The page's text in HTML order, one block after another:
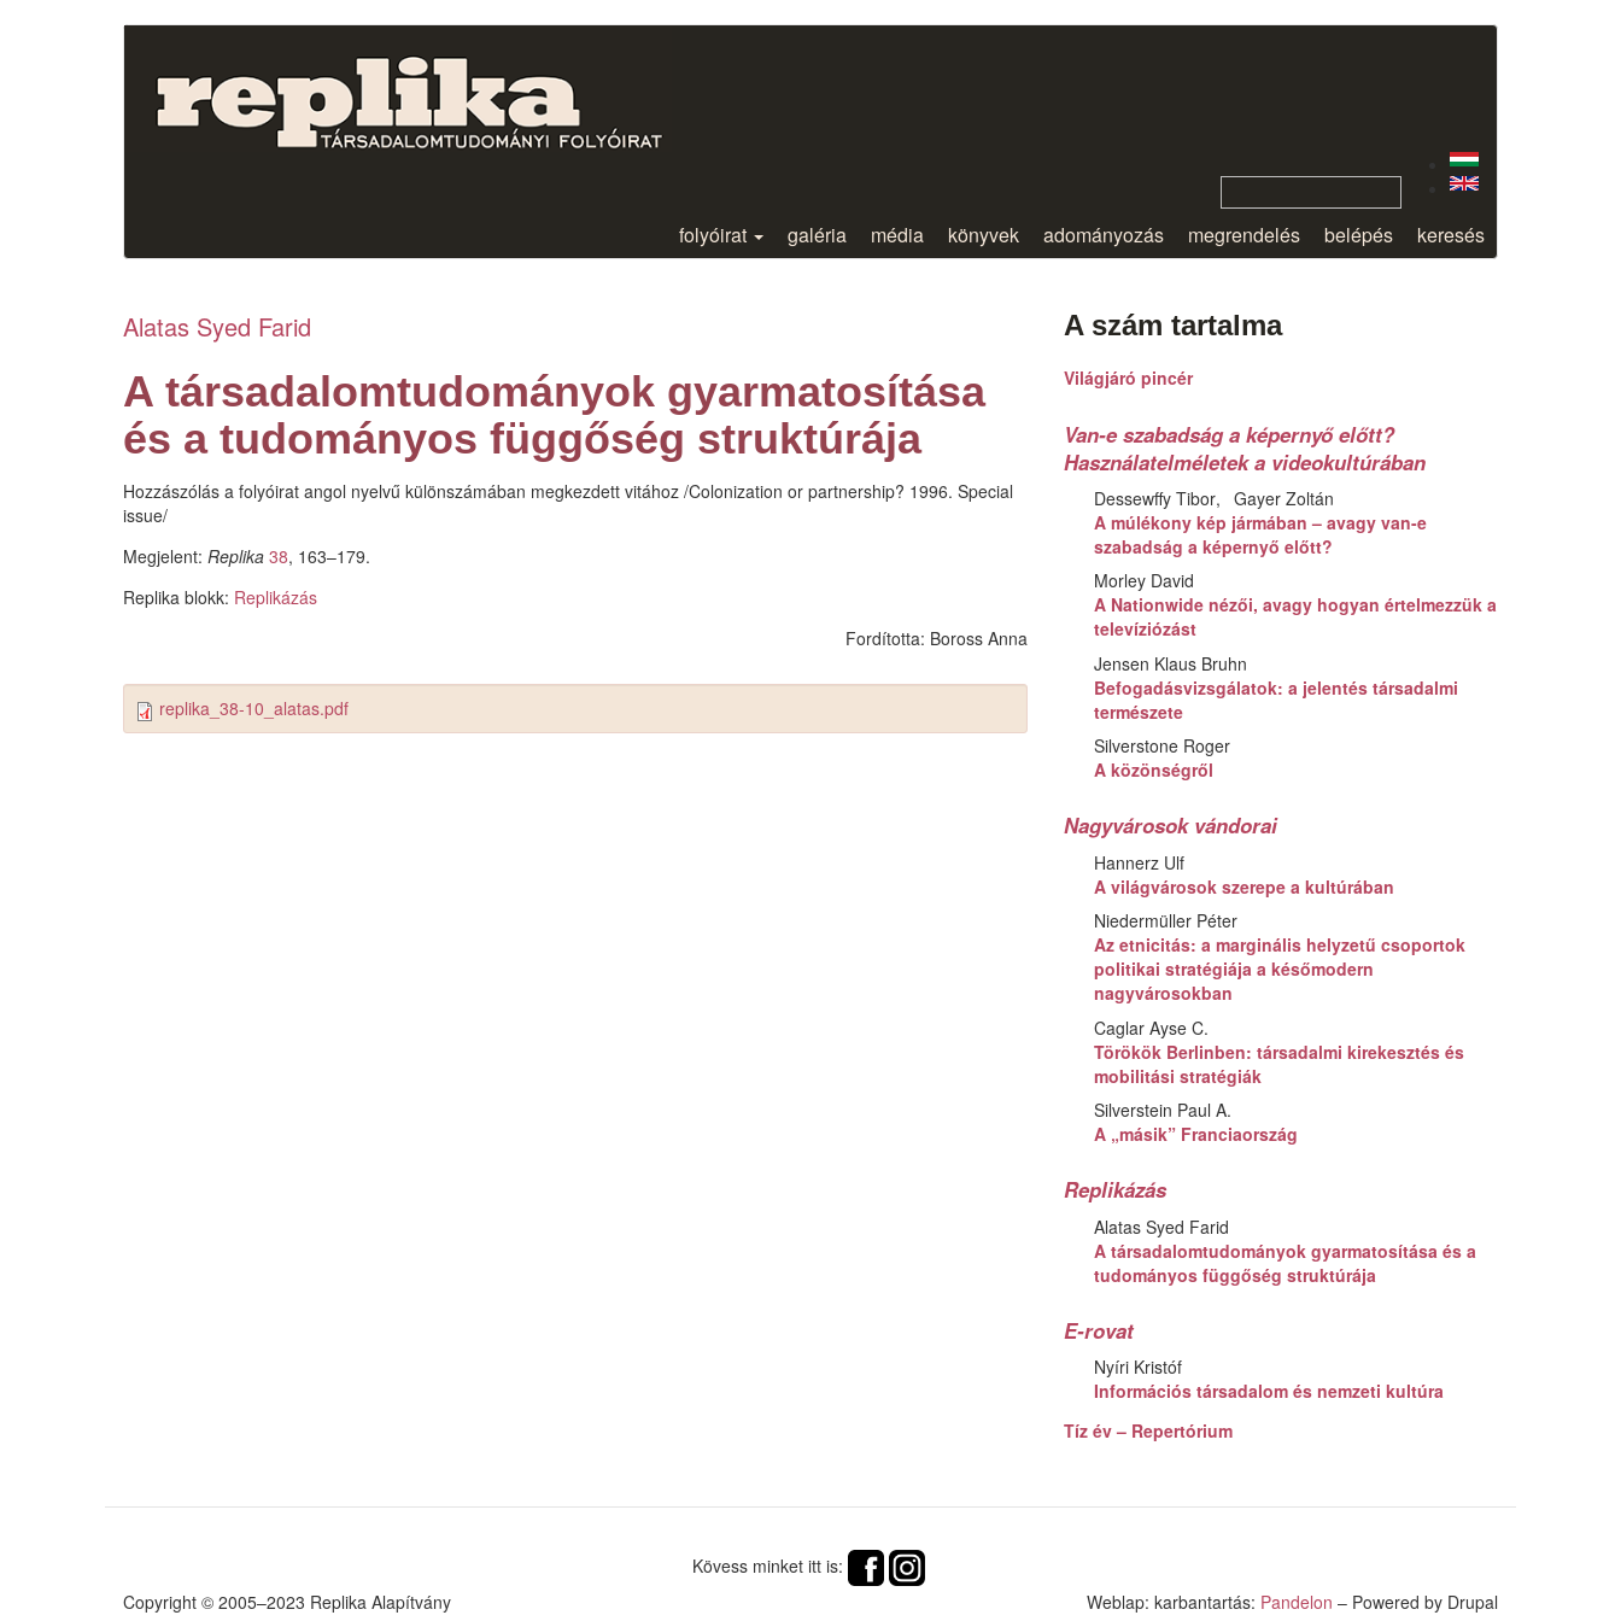
folyóirat galéria média könyvek adományozás megrendelés belépés keresés
Alatas Syed Farid
A társadalomtudományok gyarmatosítása
és a tudományos függőség struktúrája
Hozzászólás a folyóirat angol nyelvű különszámában megkezdett vitához /Colonization or partnership? 1996. Special
issue/
Megjelent: Replika 38, 163–179.
Replika blokk: Replikázás
Fordította: Boross Anna
replika_38-10_alatas.pdf
A szám tartalma
Világjáró pincér
Van-e szabadság a képernyő előtt?
Használatelméletek a videokultúrában
Dessewffy Tibor
Gayer Zoltán
A múlékony kép jármában – avagy van-e
szabadság a képernyő előtt?
Morley David
A Nationwide nézői, avagy hogyan értelmezzük a
televíziózást
Jensen Klaus Bruhn
Befogadásvizsgálatok: a jelentés társadalmi
természete
Silverstone Roger
A közönségről
Nagyvárosok vándorai
Hannerz Ulf
A világvárosok szerepe a kultúrában
Niedermüller Péter
Az etnicitás: a marginális helyzetű csoportok
politikai stratégiája a későmodern
nagyvárosokban
Caglar Ayse C.
Törökök Berlinben: társadalmi kirekesztés és
mobilitási stratégiák
Silverstein Paul A.
A „másik” Franciaország
Replikázás
Alatas Syed Farid
A társadalomtudományok gyarmatosítása és a
tudományos függőség struktúrája
E-rovat
Nyíri Kristóf
Információs társadalom és nemzeti kultúra
Tíz év – Repertórium
Kövess minket itt is:
Copyright © 2005–2023 Replika Alapítvány
Weblap: karbantartás: Pandelon – Powered by Drupal